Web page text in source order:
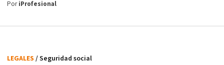
PoriProfesional
LEGALES / Seguridad social